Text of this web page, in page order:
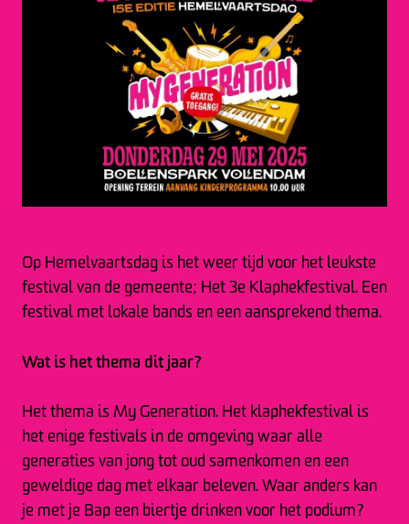
Op Hemelvaartsdag is het weer tijd voor het leukste
festival van de gemeente; Het 3e Klaphekfestival. Een
festival met lokale bands en een aansprekend thema.
Wat is het thema dit jaar?
Het thema is My Generation. Het klaphekfestival is
het enige festivals in de omgeving waar alle
generaties van jong tot oud samenkomen en een
geweldige dag met elkaar beleven. Waar anders kan
je met je Bap een biertje drinken voor het podium?